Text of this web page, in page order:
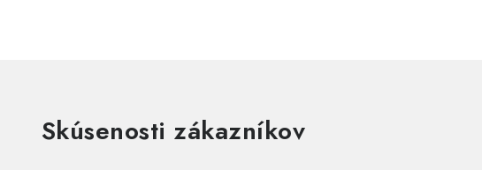
Skúsenosti zákazníkov